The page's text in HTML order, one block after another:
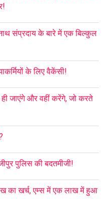
संप्रदाय के बारे में एक बिल्कुल
के लिए वैकेंसी!
जाएंगे और वहीं करेंगे, जो करते
पुलिस की बदतमीजी!
का खर्च, एम्स में एक लाख में हुआ